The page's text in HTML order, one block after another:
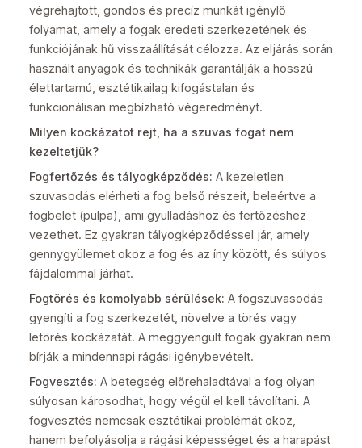
végrehajtott, gondos és precíz munkát igénylő
folyamat, amely a fogak eredeti szerkezetének és
funkciójának hű visszaállítását célozza. Az eljárás során
használt anyagok és technikák garantálják a hosszú
élettartamú, esztétikailag kifogástalan és
funkcionálisan megbízható végeredményt.
Milyen kockázatot rejt, ha a szuvas fogat nem
kezeltetjük?
Fogfertőzés és tályogképződés: A kezeletlen
szuvasodás elérheti a fog belső részeit, beleértve a
fogbelet (pulpa), ami gyulladáshoz és fertőzéshez
vezethet. Ez gyakran tályogképződéssel jár, amely
gennygyülemet okoz a fog és az íny között, és súlyos
fájdalommal járhat.
Fogtörés és komolyabb sérülések: A fogszuvasodás
gyengíti a fog szerkezetét, növelve a törés vagy
letörés kockázatát. A meggyengült fogak gyakran nem
bírják a mindennapi rágási igénybevételt.
Fogvesztés: A betegség előrehaladtával a fog olyan
súlyosan károsodhat, hogy végül el kell távolítani. A
fogvesztés nemcsak esztétikai problémát okoz,
hanem befolyásolja a rágási képességet és a harapást